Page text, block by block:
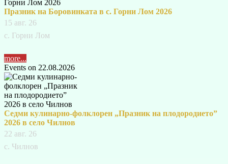
Празник на Боровинката в с. Горни Лом 2026
15 авг. 26
с. Горни Лом
more...
Events on 22.08.2026
Седми кулинарно-фолклорен „Празник на плодородието”
2026 в село Чилнов
22 авг. 26
с. Чилнов